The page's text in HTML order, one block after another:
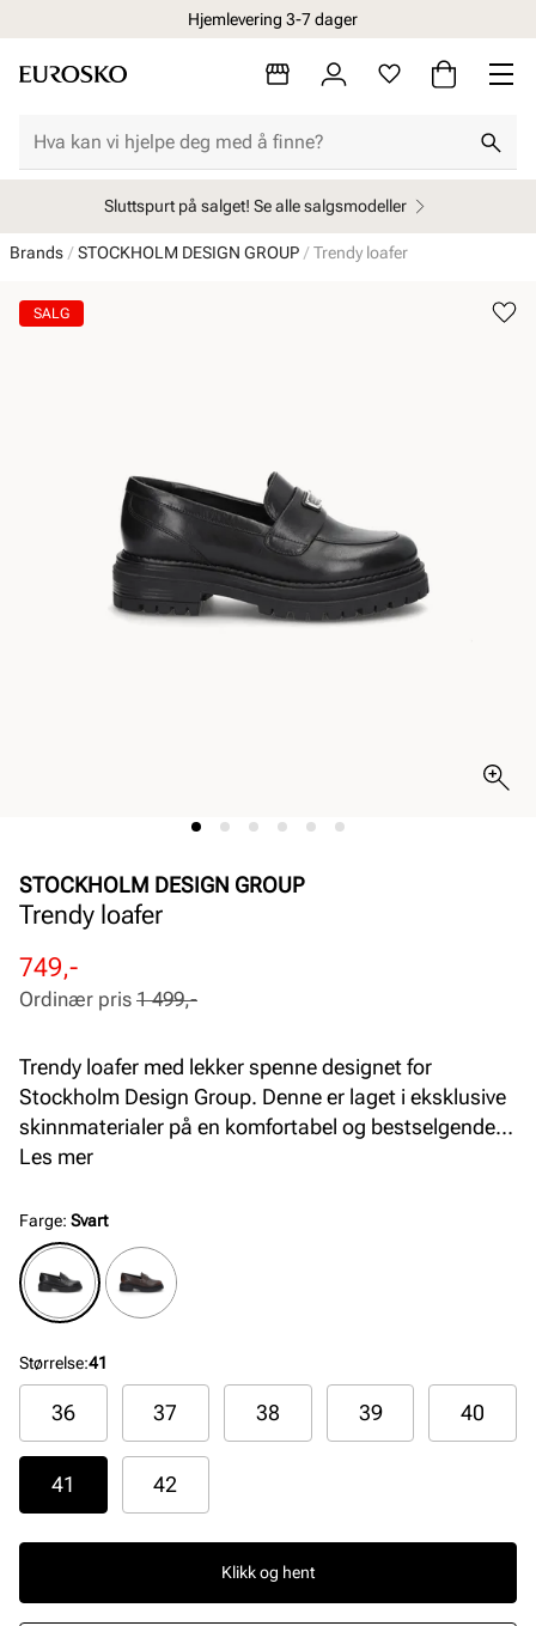
Hjemlevering 3-7 dager
Sluttspurt på salget! Se alle salgsmodeller
Brands STOCKHOLM DESIGN GROUP Trendy loafer
SALG
STOCKHOLM DESIGN GROUP
Trendy loafer
Rabattert
pris
749,-
Ordinær
pris
Ordinær pris 1 499,-
Trendy loafer med lekker spenne designet for
Stockholm Design Group. Denne er laget i eksklusive
skinnmaterialer på en komfortabel og bestselgende
såle med padding i hælkappen. Med sine tidstiktige
antrekk og anledninger. Finnes i sort og brunt skinn.
Les mer
Farge: Svart
Størrelse:41
36 37 38 39 40
41 42
Klikk og hent